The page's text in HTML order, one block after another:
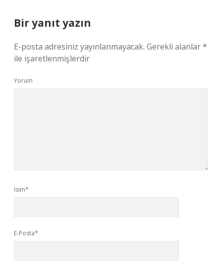
Bir yanıt yazın
E-posta adresiniz yayınlanmayacak. Gerekli alanlar*
ile işaretlenmişlerdir
Yorum
İsim*
E-Posta*